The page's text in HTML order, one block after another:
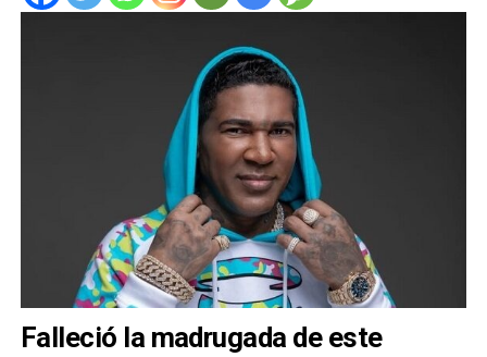
Falleció la madrugada de este